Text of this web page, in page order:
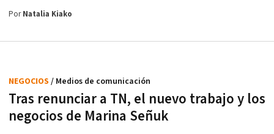
PorNatalia Kiako
Tras renunciar a TN, el nuevo trabajo y los
negocios de Marina Señuk
NEGOCIOS / Medios de comunicación